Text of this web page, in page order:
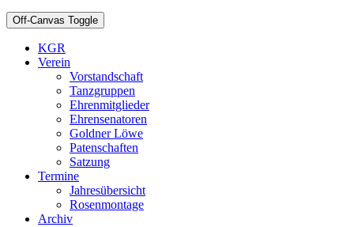
Off-Canvas Toggle
KGR
Verein
Vorstandschaft
Tanzgruppen
Ehrenmitglieder
Ehrensenatoren
Goldner Löwe
Patenschaften
Satzung
Termine
Jahresübersicht
Rosenmontage
Archiv